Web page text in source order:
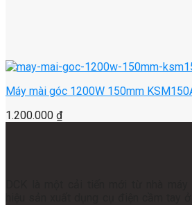
Máy mài góc 1200W 150mm
1.200.000 ₫